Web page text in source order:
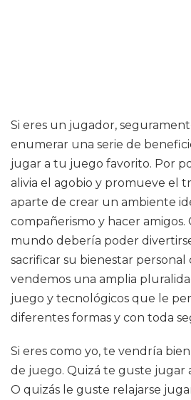
Si eres un jugador,
enumerar una serie de
jugar a tu juego favorito. Por
alivia el agobio y promueve el
aparte de crear un ambiente
compañerismo y hacer amigos.
mundo debería poder
sacrificar su bienestar personal
vendemos una amplia
juego y tecnológicos que le
diferentes formas y con toda
Si eres como yo, te vendría
de juego. Quizá te guste jugar
O quizás le guste relajarse